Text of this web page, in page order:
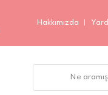
Hakkımızda